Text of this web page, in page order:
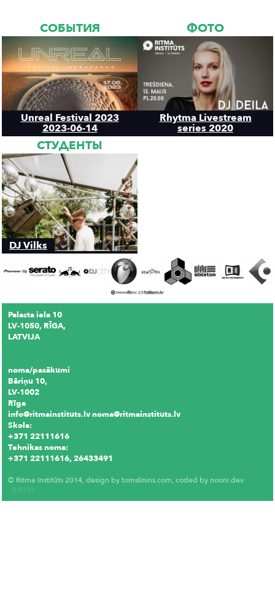
СОБЫТИЯ
Unreal Festival 2023
2023-06-14
ФОТО
Rhytma Livestream
series 2020
СТУДЕНТЫ
DJ Vilks
Palasta iela 10
LV-1050, RĪGA,
LATVIJA
noma/pasākumi
Bāriņu 10,
LV-1002
Rīga
info@ritmainstituts.lv noma@ritmainstituts.lv
Skola:
+371 22111616
Tehnikas noma:
+371 22111616, 26433491
© Ritma Institūts 2014, design bytomslinins.com, coded by nooni.dev
0.033s